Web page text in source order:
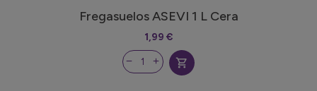
Fregasuelos ASEVI 1 L Cera
1,99 €
shopping_cart